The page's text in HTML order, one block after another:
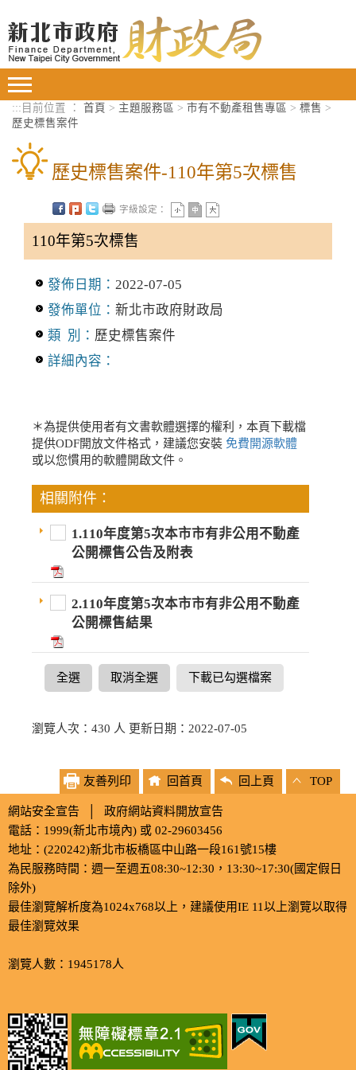
::: 目前位置 ： 首頁 > 主題服務區 > 市有不動產租售專區 > 標售 >
歷史標售案件
歷史標售案件-110年第5次標售
字級設定：
110年第5次標售
發佈日期： 2022-07-05
發佈單位： 新北市政府財政局
類 別： 歷史標售案件
詳細內容：
＊為提供使用者有文書軟體選擇的權利，本頁下載檔
提供ODF開放文件格式，建議您安裝 免費開源軟體
或以您慣用的軟體開啟文件。
相關附件：
1.110年度第5次本市市有非公用不動產
公開標售公告及附表
2.110年度第5次本市市有非公用不動產
公開標售結果
全選 取消全選 下載已勾選檔案
瀏覽人次：430 人 更新日期：2022-07-05
友善列印 回首頁 回上頁 TOP
網站安全宣告
政府網站資料開放宣告
電話：1999(新北市境內) 或 02-29603456
地址：(220242)新北市板橋區中山路一段161號15樓
為民服務時間：週一至週五08:30~12:30，13:30~17:30(國定假日
除外)
最佳瀏覽解析度為1024x768以上，建議使用IE 11以上瀏覽以取得
最佳瀏覽效果
瀏覽人數：1945178人